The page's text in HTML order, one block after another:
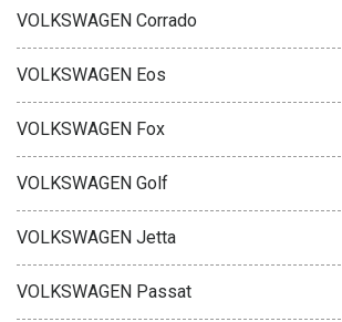
VOLKSWAGEN Corrado
VOLKSWAGEN Eos
VOLKSWAGEN Fox
VOLKSWAGEN Golf
VOLKSWAGEN Jetta
VOLKSWAGEN Passat